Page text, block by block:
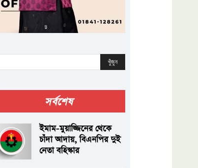
খুঁজুন
সর্বশেষ
ইমাম-মুয়াজ্জিনের থেকে
চাঁদা আদায়, বিএনপির দুই
নেতা বহিস্কার